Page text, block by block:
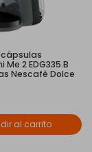
Me 2 EDG335.B
Nescafé Dolce
al carrito